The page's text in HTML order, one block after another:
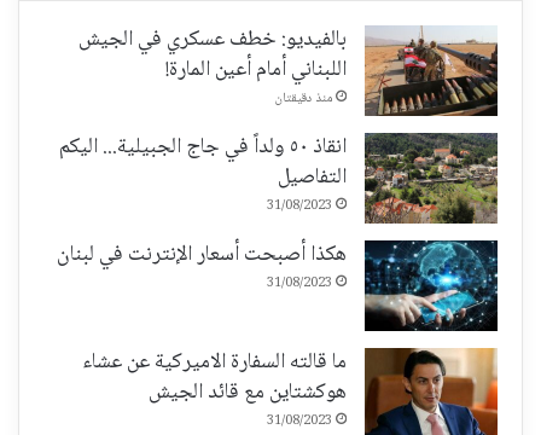
بالفيديو: خطف عسكري في الجيش
اللبناني أمام أعين المارة!
منذ دقيقتان
انقاذ ٥٠ ولداً في جاج الجبيلية... اليكم
التفاصيل
31/08/2023
هكذا أصبحت أسعار الإنترنت في لبنان
31/08/2023
ما قالته السفارة الاميركية عن عشاء
هوكشتاين مع قائد الجيش
31/08/2023